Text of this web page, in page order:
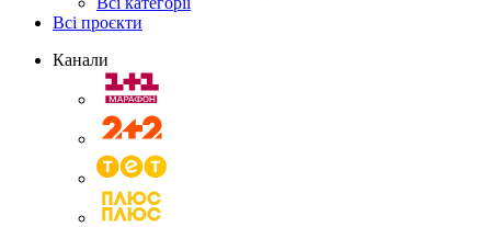
Всі проєкти
Канали